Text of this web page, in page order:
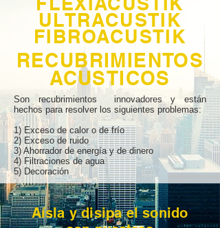
ULTRACUSTIK
FIBROACUSTIK
RECUBRIMIENTOS
ACUSTICOS
Son recubrimientos innovadores y están
hechos para resolver los siguientes problemas:
1) Exceso de calor o de frío
2) Exceso de ruido
3) Ahorrador de energía y de dinero
4) Filtraciones de agua
5) Decoración
Aísla y disipa el sonido